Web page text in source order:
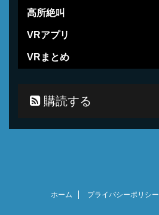
高所絶叫
VRアプリ
VRまとめ
購読する
ホーム プライバシーポリシー